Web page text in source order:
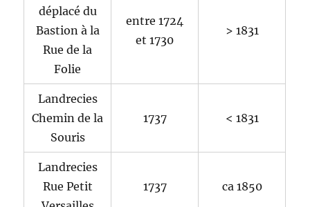
déplacé du
Bastion à la
Rue de la
Folie
entre 1724
et 1730
> 1831
Landrecies
Chemin de la
Souris
1737 < 1831
Landrecies
Rue Petit
1737 ca 1850